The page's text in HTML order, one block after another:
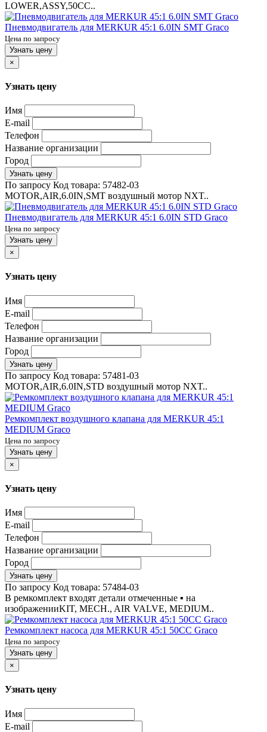
LOWER,ASSY,50CC..
Пневмодвигатель для MERKUR 45:1 6.0IN SMT Graco
Цена по запросу
Узнать цену
×
Узнать цену
Имя
E-mail
Телефон
Название организации
Город
Узнать цену
По запросу Код товара: 57482-03
MOTOR,AIR,6.0IN,SMT воздушный мотор NXT..
Пневмодвигатель для MERKUR 45:1 6.0IN STD Graco
Цена по запросу
Узнать цену
×
Узнать цену
Имя
E-mail
Телефон
Название организации
Город
Узнать цену
По запросу Код товара: 57481-03
MOTOR,AIR,6.0IN,STD воздушный мотор NXT..
Ремкомплект воздушного клапана для MERKUR 45:1
MEDIUM Graco
Цена по запросу
Узнать цену
×
Узнать цену
Имя
E-mail
Телефон
Название организации
Город
Узнать цену
По запросу Код товара: 57484-03
В ремкомплект входят детали отмеченные ▪ на
изображенииKIT, MECH., AIR VALVE, MEDIUM..
Ремкомплект насоса для MERKUR 45:1 50CC Graco
Цена по запросу
Узнать цену
×
Узнать цену
Имя
E-mail